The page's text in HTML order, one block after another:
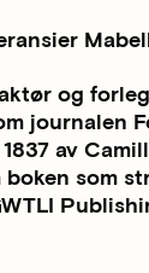
og
journalen
av
boken som